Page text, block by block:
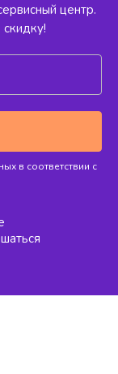
центр.
в соответствии с